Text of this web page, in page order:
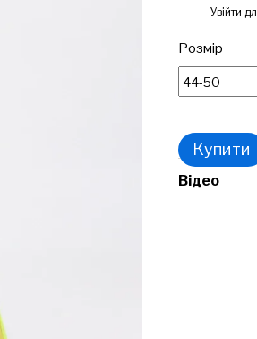
Увійти
Розмір
Купити
Відео